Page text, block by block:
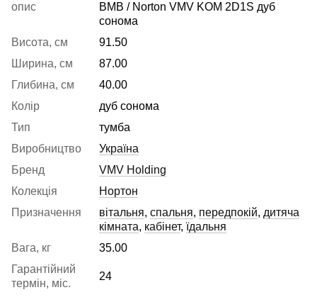
опис
ВМВ / Norton VMV KOM 2D1S дуб
сонома
Висота, см
91.50
Ширина, см
87.00
Глибина, см
40.00
Колір
дуб сонома
Тип
тумба
Виробництво
Україна
Бренд
VMV Holding
Колекція
Нортон
Призначення
вітальня, спальня, передпокій, дитяча
кімната, кабінет, їдальня
Вага, кг
35.00
Гарантійний
термін, міс.
24